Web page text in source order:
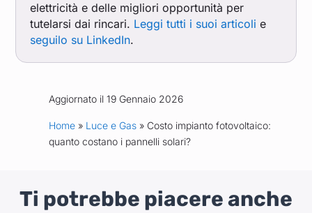
elettricità e delle migliori opportunità per
tutelarsi dai rincari. Leggi tutti i suoi articoli e
seguilo su LinkedIn.
Aggiornato il 19 Gennaio 2026
Home» Luce e Gas» Costo impianto fotovoltaico:
quanto costano i pannelli solari?
Ti potrebbe piacere anche